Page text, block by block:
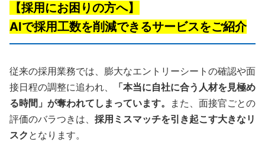
【採用にお困りの方へ】
AIで採用工数を削減できるサービスをご紹介
従来の採用業務では、膨大なエントリーシートの確認や面
接日程の調整に追われ、
「本当に自社に合う人材を見極め
る時間」が奪われてしまっています。
また、面接官ごとの
評価のバラつきは、 採用ミスマッチを引き起こす大きなリ
スク となります。